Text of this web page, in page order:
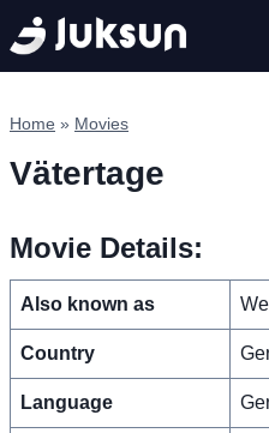
Skip
to
content
Home » Movies
Vätertage
Movie Details:
Also known as
Country
Language